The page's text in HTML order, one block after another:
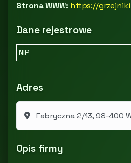
Strona WWW: https://
Dane rejestrowe
NIP
Adres
Fabryczna 2/13, 98-400
Opis firmy